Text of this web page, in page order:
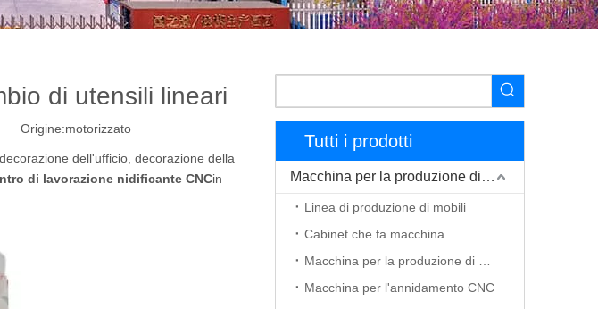
di utensili lineari
Origine:motorizzato
dell'ufficio, decorazione della
di lavorazione nidificante CNCin
Tutti i prodotti
Macchina per la produzione di mobili
Linea di produzione di mobili
Cabinet che fa macchina
Macchina per l'annidamento CNC